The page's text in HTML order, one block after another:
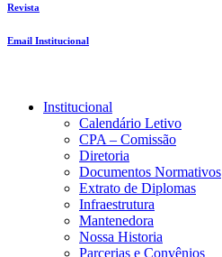
Revista
Email Institucional
Institucional
Calendário Letivo
CPA – Comissão
Diretoria
Documentos Normativos
Extrato de Diplomas
Infraestrutura
Mantenedora
Nossa Historia
Parcerias e Convênios